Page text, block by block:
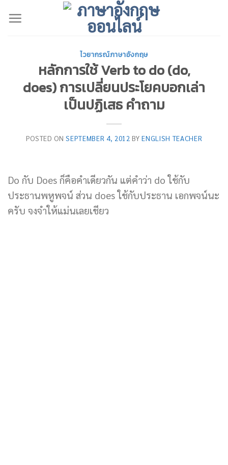
ไวยากรณ์ภาษาอังกฤษ
หลักการใช้ Verb to do (do,
does) การเปลี่ยนประโยคบอกเล่า
เป็นปฏิเสธ คำถาม
POSTED ONSEPTEMBER 4, 2012 BYENGLISH TEACHER
Do กับ Does ก็คือคำเดียวกัน แต่คำว่า do ใช้กับ
ประธานพหูพจน์ ส่วน does ใช้กับประธาน เอกพจน์นะ
ครับ จงจำให้แม่นเลยเชียว